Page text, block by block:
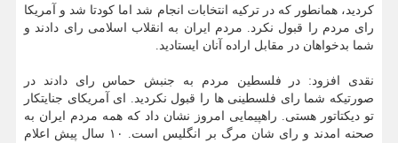
کردید، همانطور که در ترکیه انتخابات انجام شد اما کودتا شد و آمریکا
رای مردم را قبول نکرد. مردم ایران به انقلاب اسلامی رای دادند و
شما بدخواهان در مقابل اراده آنان ایستادید.
نقدی افزود: در فلسطین مردم به جنبش حماس رای دادند در
صورتیکه شما رای فلسطینی ها را قبول نکردید. ای آمریکای جنایتکار
تو دیکتاتور هستی. راهپیمایی امروز نشان داد که همه مردم ایران به
صحنه امدند و رای شان مرگ بر انگلیس است. ۱۰ سال پیش اعلام